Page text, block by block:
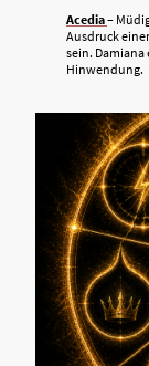
Acedia–
Ausdruck
sein.
Hinwendung.